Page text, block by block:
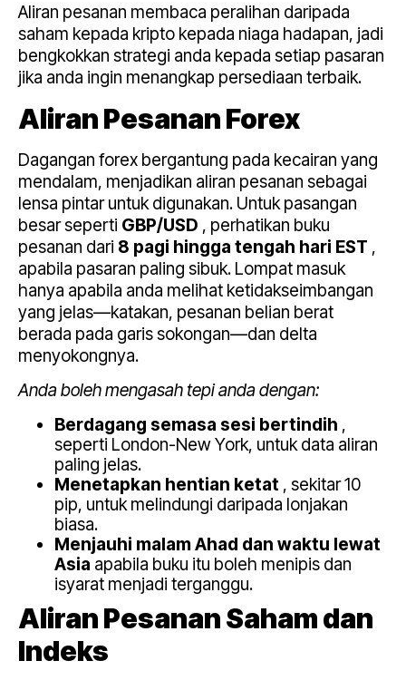
Aliran pesanan membaca peralihan daripada
saham kepada kripto kepada niaga hadapan, jadi
bengkokkan strategi anda kepada setiap pasaran
jika anda ingin menangkap persediaan terbaik.
Aliran Pesanan Forex
Dagangan forex bergantung pada kecairan yang
mendalam, menjadikan aliran pesanan sebagai
lensa pintar untuk digunakan. Untuk pasangan
besar seperti GBP/USD , perhatikan buku
pesanan dari 8 pagi hingga tengah hari EST ,
apabila pasaran paling sibuk. Lompat masuk
hanya apabila anda melihat ketidakseimbangan
yang jelas—katakan, pesanan belian berat
berada pada garis sokongan—dan delta
menyokongnya.
Anda boleh mengasah tepi anda dengan:
Berdagang semasa sesi bertindih ,
seperti London-New York, untuk data aliran
paling jelas.
Menetapkan hentian ketat , sekitar 10
pip, untuk melindungi daripada lonjakan
biasa.
Menjauhi malam Ahad dan waktu lewat
Asia apabila buku itu boleh menipis dan
isyarat menjadi terganggu.
Aliran Pesanan Saham dan
Indeks